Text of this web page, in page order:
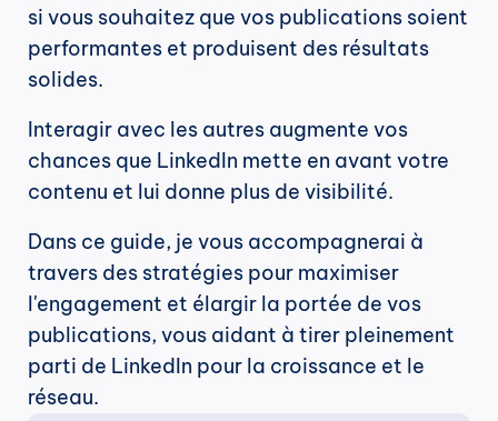
si vous souhaitez que vos publications soient
performantes et produisent des résultats
solides.
Interagir avec les autres augmente vos
chances que LinkedIn mette en avant votre
contenu et lui donne plus de visibilité.
Dans ce guide, je vous accompagnerai à
travers des stratégies pour maximiser
l'engagement et élargir la portée de vos
publications, vous aidant à tirer pleinement
parti de LinkedIn pour la croissance et le
réseau.